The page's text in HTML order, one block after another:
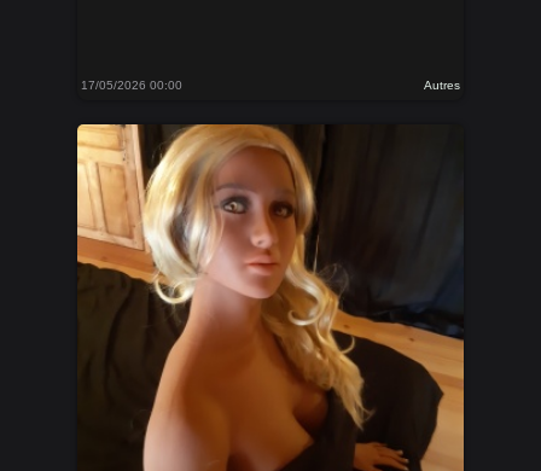
17/05/2026 00:00 Autres